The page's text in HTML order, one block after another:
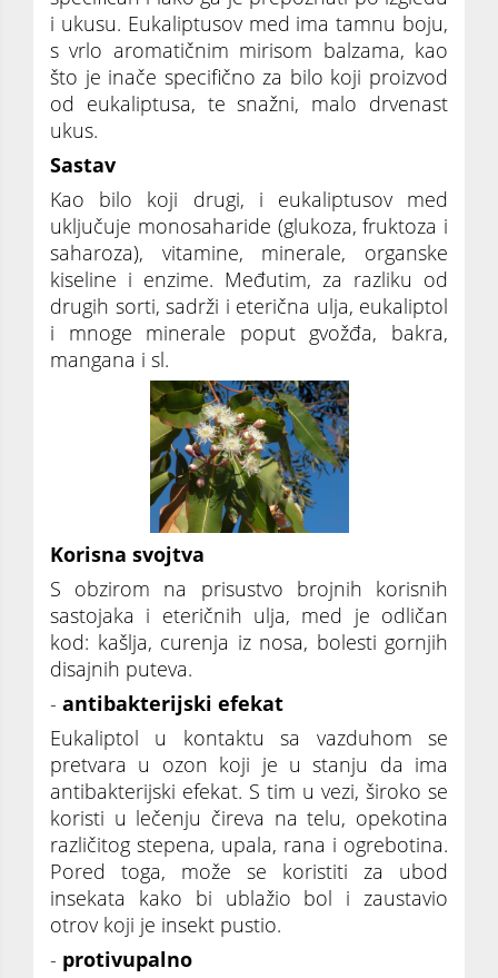
i ukusu. Eukaliptusov med ima tamnu boju,
s vrlo aromatičnim mirisom balzama, kao
što je inače specifično za bilo koji proizvod
od eukaliptusa, te snažni, malo drvenast
ukus.
Sastav
Kao bilo koji drugi, i eukaliptusov med
uključuje monosaharide (glukoza, fruktoza i
saharoza), vitamine, minerale, organske
kiseline i enzime. Međutim, za razliku od
drugih sorti, sadrži i eterična ulja, eukaliptol
i mnoge minerale poput gvožđa, bakra,
mangana i sl.
Korisna svojtva
S obzirom na prisustvo brojnih korisnih
sastojaka i eteričnih ulja, med je odličan
kod: kašlja, curenja iz nosa, bolesti gornjih
disajnih puteva.
- antibakterijski efekat
Eukaliptol u kontaktu sa vazduhom se
pretvara u ozon koji je u stanju da ima
antibakterijski efekat. S tim u vezi, široko se
koristi u lečenju čireva na telu, opekotina
različitog stepena, upala, rana i ogrebotina.
Pored toga, može se koristiti za ubod
insekata kako bi ublažio bol i zaustavio
otrov koji je insekt pustio.
- protivupalno